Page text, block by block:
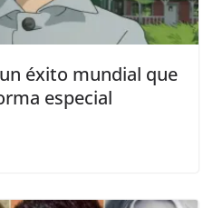
éxito mundial que
especial